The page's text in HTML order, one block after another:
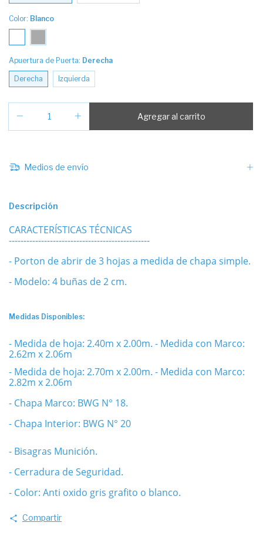
Color: Blanco
Apuertura de Puerta: Derecha
Derecha Izquierda
Medios de envío
Descripción
CARACTERÍSTICAS TÉCNICAS
------------------------------------------------
- Porton de abrir de 3 hojas a medida de chapa simple.
- Modelo: 4 buñas de 2 cm.
Medidas Disponibles:
- Medida de hoja: 2.40m x 2.00m. - Medida con Marco:
2.62m x 2.06m
- Medida de hoja: 2.70m x 2.00m. - Medida con Marco:
2.82m x 2.06m
- Chapa Marco: BWG N° 18.
- Chapa Interior: BWG N° 20
- Bisagras Munición.
- Cerradura de Seguridad.
- Color: Anti oxido gris grafito o blanco.
Compartir